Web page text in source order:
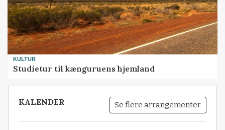
KULTUR
Studietur til kænguruens hjemland
KALENDER Se flere arrangementer